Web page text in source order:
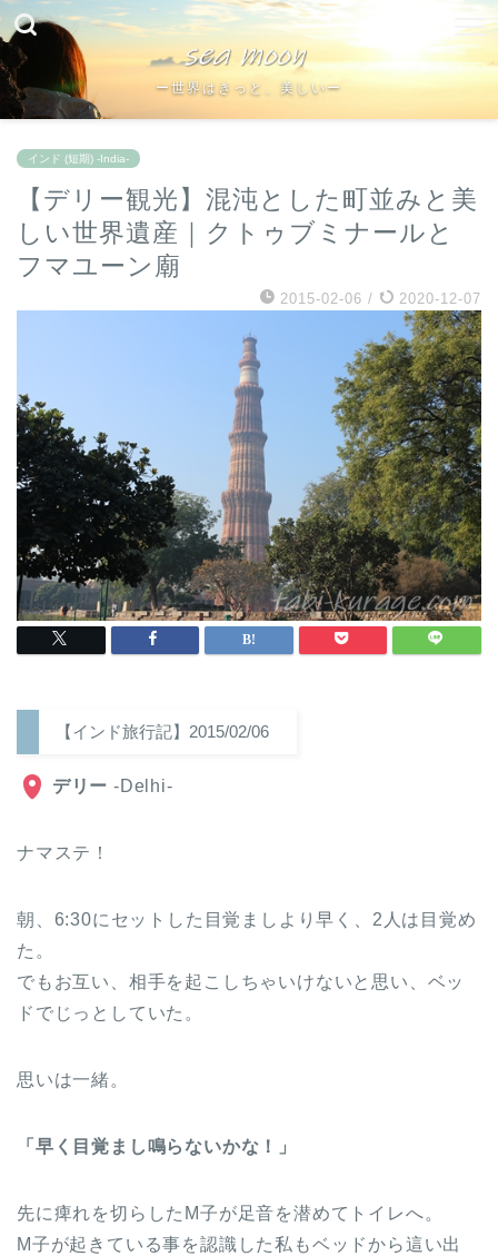
ー世界はきっと、美しいー
インド (短期) -India-
【デリー観光】混沌とした町並みと美
しい世界遺産｜クトゥブミナールと
フマユーン廟
2015-02-06 / 2020-12-07
【インド旅行記】2015/02/06
デリー-Delhi-
ナマステ！
朝、6:30にセットした目覚ましより早く、2人は目覚め
た。
でもお互い、相手を起こしちゃいけないと思い、ベッ
ドでじっとしていた。
思いは一緒。
「早く目覚まし鳴らないかな！」
先に痺れを切らしたM子が足音を潜めてトイレへ。
M子が起きている事を認識した私もベッドから這い出